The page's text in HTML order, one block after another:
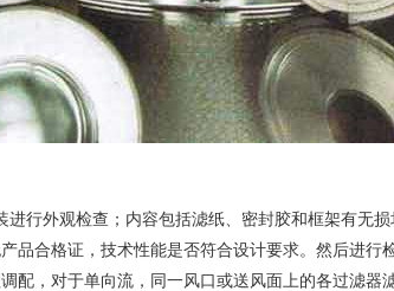
行外观检查；内容包括滤纸、密封胶和框架有无
品合格证，技术性能是否符合设计要求。然后进行
配，对于单向流，同一风口或送风面上的各过滤器